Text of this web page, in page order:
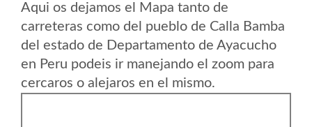
Aqui os dejamos el Mapa tanto de
carreteras como del pueblo de Calla Bamba
del estado de Departamento de Ayacucho
en Peru podeis ir manejando el zoom para
cercaros o alejaros en el mismo.